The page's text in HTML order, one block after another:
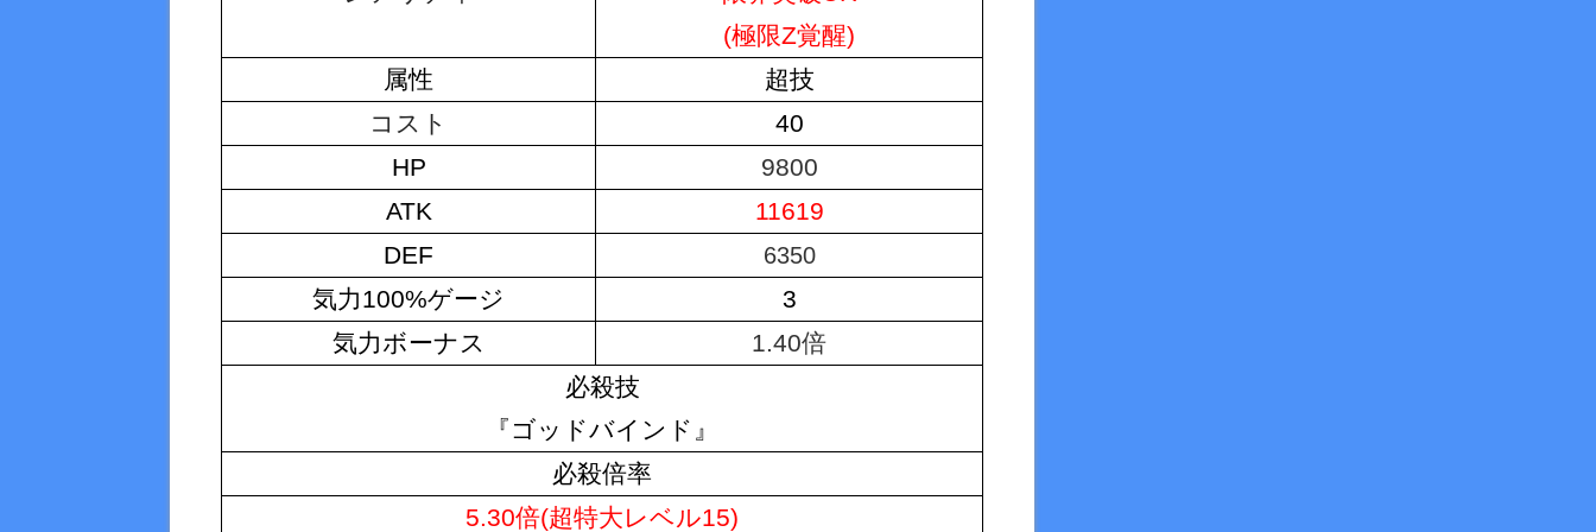
(極限Z覚醒)
属性
超技
コスト
40
HP
9800
ATK
11619
DEF
6350
気力100%ゲージ
3
気力ボーナス
1.40倍
必殺技
『ゴッドバインド』
必殺倍率
5.30倍(超特大レベル15)